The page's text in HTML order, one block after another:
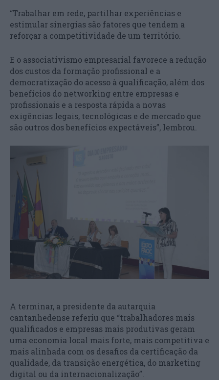
“Trabalhar em rede, partilhar experiências e
estimular sinergias são fatores que tendem a
reforçar a competitividade de um território.
E o associativismo empresarial favorece a redução
dos custos da formação profissional e a
democratização do acesso à qualificação, além dos
benefícios do networking entre empresas e
profissionais e a resposta rápida a novas
exigências legais, tecnológicas e de mercado que
são outros dos benefícios expectáveis”, lembrou.
A terminar, a presidente da autarquia
cantanhedense referiu que “trabalhadores mais
qualificados e empresas mais produtivas geram
uma economia local mais forte, mais competitiva e
mais alinhada com os desafios da certificação da
qualidade, da transição energética, do marketing
digital ou da internacionalização”.